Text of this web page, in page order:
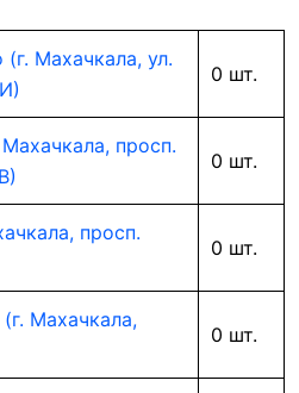
Махачкала, ул.
0 шт.
просп.
0 шт.
просп.
0 шт.
Махачкала,
0 шт.